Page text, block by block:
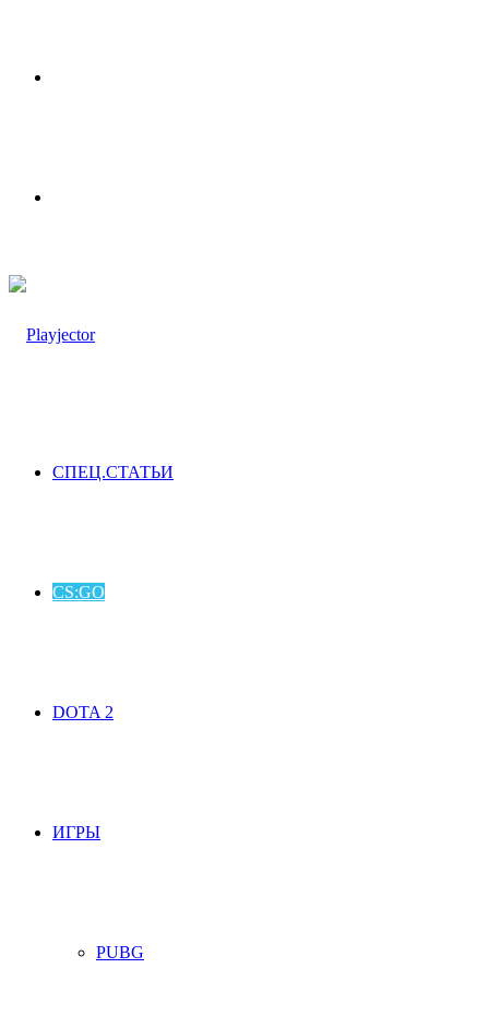
СПЕЦ.СТАТЬИ
CS:GO
DOTA 2
ИГРЫ
PUBG